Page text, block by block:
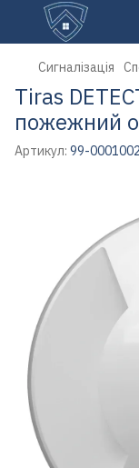
Сигналізація
Tiras
пожежний
Артикул: 99-